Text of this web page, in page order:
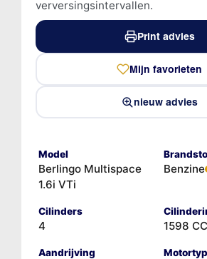
verversingsintervallen.
Print advies
Mijn favorieten
nieuw advies
Model
Berlingo Multispace
1.6i VTi
Benzine
Cilinders
4 1598 CC
Aandrijving